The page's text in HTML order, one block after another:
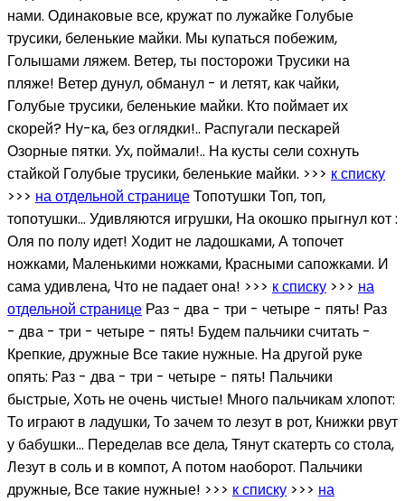
нами. Одинаковые все, кружат по лужайке Голубые
трусики, беленькие майки. Мы купаться побежим,
Голышами ляжем. Ветер, ты посторожи Трусики на
пляже! Ветер дунул, обманул - и летят, как чайки,
Голубые трусики, беленькие майки. Кто поймает их
скорей? Ну-ка, без оглядки!.. Распугали пескарей
Озорные пятки. Ух, поймали!.. На кусты сели сохнуть
стайкой Голубые трусики, беленькие майки. >>> к списку
>>> на отдельной страницеТопотушки Топ, топ,
топотушки... Удивляются игрушки, На окошко прыгнул кот :
Оля по полу идет! Ходит не ладошками, А топочет
ножками, Маленькими ножками, Красными сапожками. И
сама удивлена, Что не падает она! >>> к списку >>> на
отдельной странице Раз - два - три - четыре - пять! Раз
- два - три - четыре - пять! Будем пальчики считать -
Крепкие, дружные Все такие нужные. На другой руке
опять: Раз - два - три - четыре - пять! Пальчики
быстрые, Хоть не очень чистые! Много пальчикам хлопот:
То играют в ладушки, То зачем то лезут в рот, Книжки рвут
у бабушки... Переделав все дела, Тянут скатерть со стола,
Лезут в соль и в компот, А потом наоборот. Пальчики
дружные, Все такие нужные! >>> к списку >>> на